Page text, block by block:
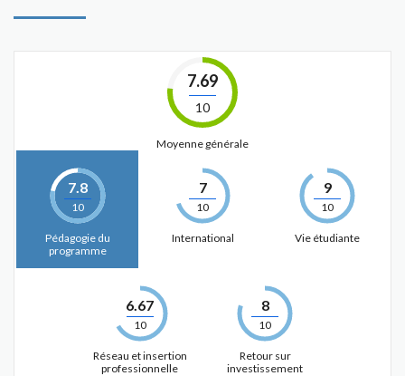
7.69
10
Moyenne générale
7.8
10
Pédagogie du
programme
7
10
International
9
10
Vie étudiante
6.67
10
Réseau et insertion
professionnelle
8
10
Retour sur
investissement